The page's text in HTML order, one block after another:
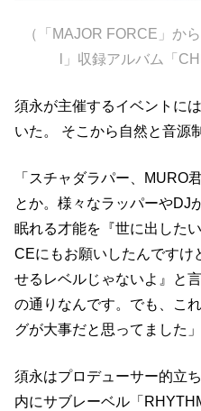
（「MAJOR FORCE」か
l」収録アルバム「
須永が主催するイベントに
いた。 そこから自然と音源
「スチャダラパー、MURO
とか。様々なラッパーやDJ
眠れる才能を『世に出した
CEにもお願いしたんですけ
せるレベルじゃないよ』と
の通りなんです。でも、こ
グが大事だと思ってました」
須永はプロデューサー的立
内にサブレーベル「